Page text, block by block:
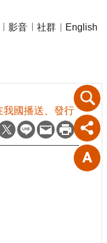
影音 社群 English
我國播送、發行